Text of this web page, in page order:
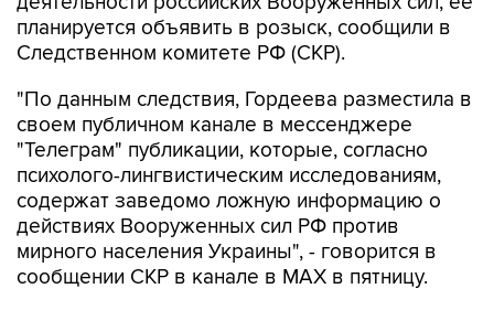
планируется объявить в розыск, сообщили в
Следственном комитете РФ (СКР).
"По данным следствия, Гордеева разместила в
своем публичном канале в мессенджере
"Телеграм" публикации, которые, согласно
психолого-лингвистическим исследованиям,
содержат заведомо ложную информацию о
действиях Вооруженных сил РФ против
мирного населения Украины", - говорится в
сообщении СКР в канале в MAX в пятницу.